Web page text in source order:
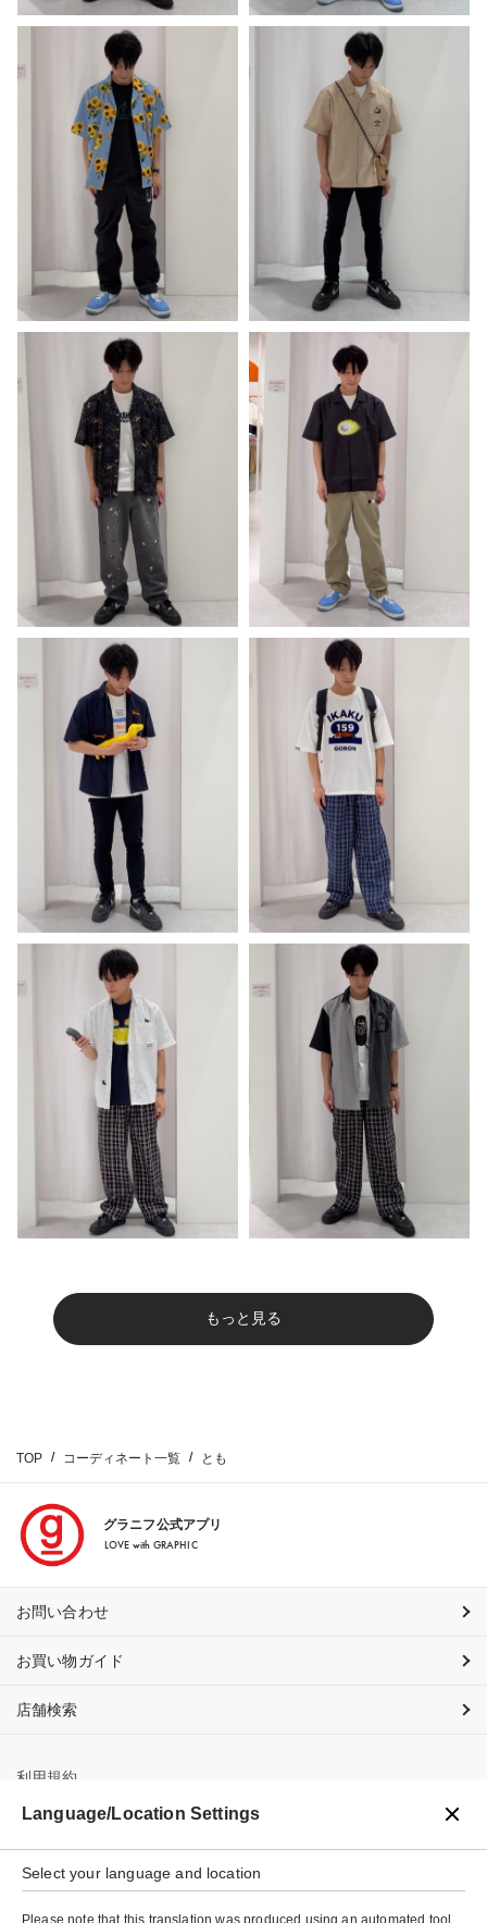
もっと見る
TOP コーディネート一覧 とも
グラニフ公式アプリ
LOVE with GRAPHIC
お問い合わせ
お買い物ガイド
店舗検索
利用規約
プライバシーポリシー
特定商取引法に基づく表示
Language/Location Settings
Select your language and location
Please note that this translation was produced using an automated tool,